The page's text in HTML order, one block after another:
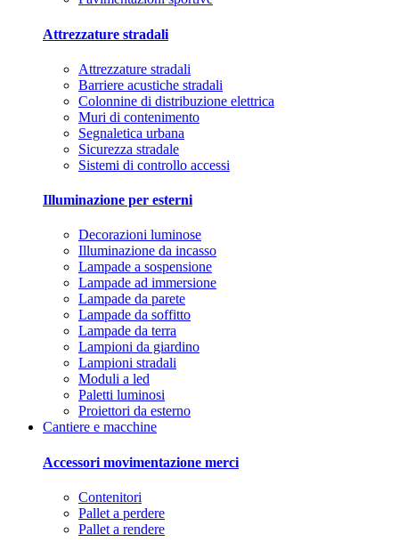
Attrezzature stradali
Attrezzature stradali
Barriere acustiche stradali
Colonnine di distribuzione elettrica
Muri di contenimento
Segnaletica urbana
Sicurezza stradale
Sistemi di controllo accessi
Illuminazione per esterni
Decorazioni luminose
Illuminazione da incasso
Lampade a sospensione
Lampade ad immersione
Lampade da parete
Lampade da soffitto
Lampade da terra
Lampioni da giardino
Lampioni stradali
Moduli a led
Paletti luminosi
Proiettori da esterno
Cantiere e macchine
Accessori movimentazione merci
Contenitori
Pallet a perdere
Pallet a rendere